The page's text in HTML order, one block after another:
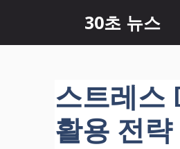
츠
30초 뉴스
스트레스
활용 전략